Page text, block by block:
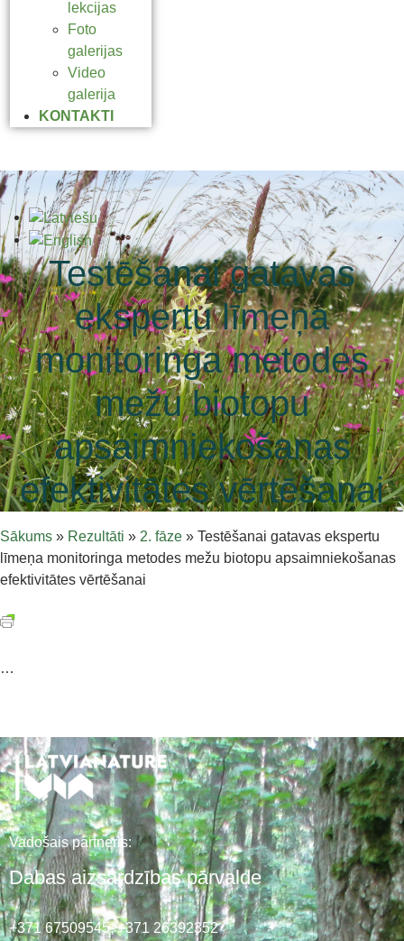
lekcijas
Foto
galerijas
Video
galerija
KONTAKTI
Testēšanai gatavas
ekspertu līmeņa
monitoringa metodes
mežu biotopu
apsaimniekošanas
efektivitātes vērtēšanai
Sākums » Rezultāti » 2. fāze » Testēšanai gatavas ekspertu
līmeņa monitoringa metodes mežu biotopu apsaimniekošanas
efektivitātes vērtēšanai
…
Vadošais partneris:
Dabas aizsardzības pārvalde
+371 67509545,+371 26392352